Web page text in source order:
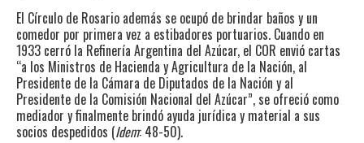
El Círculo de Rosario además se ocupó de brindar baños y un
comedor por primera vez a estibadores portuarios. Cuando en
1933 cerró la Refinería Argentina del Azúcar, el COR envió cartas
“a los Ministros de Hacienda y Agricultura de la Nación, al
Presidente de la Cámara de Diputados de la Nación y al
Presidente de la Comisión Nacional del Azúcar”, se ofreció como
mediador y finalmente brindó ayuda jurídica y material a sus
socios despedidos (Idem: 48-50).